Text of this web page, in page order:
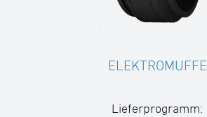
ELEKTROMUFFE
Lieferprogramm: